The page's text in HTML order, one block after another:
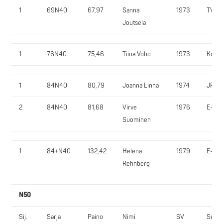
1 69N40 67,97
Sanna
Joutsela
1973 TVN
1 76N40 75,46 Tiina Voho 1973 KoJy
1 84N40 80,79 Joanna Linna 1974 JP
2 84N40 81,68
Virve
Suominen
1976 E-SV
1 84+N40 132,42
Helena
Rehnberg
1979 E-SV
N50
Sij. Sarja Paino Nimi SV Seura